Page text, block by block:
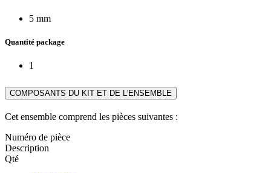
5 mm
Quantité package
1
COMPOSANTS DU KIT ET DE L'ENSEMBLE
Cet ensemble comprend les pièces suivantes :
Numéro de pièce
Description
Qté